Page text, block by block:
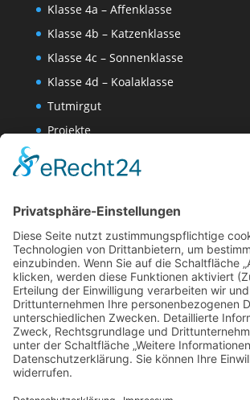
Klasse 4a – Affenklasse
Klasse 4b – Katzenklasse
Klasse 4c – Sonnenklasse
Klasse 4d – Koalaklasse
Tutmirgut
Projekte
Wissenschaften-AG
Datenschutzerklärung
Website Administration